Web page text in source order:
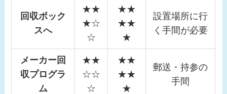
回収ボック
スへ
★★
★☆
☆
★★
★★
★
設置場所に行
く手間が必要
メーカー回
収プログラ
ム
★★
☆☆
☆
★★
★★
★
郵送・持参の
手間